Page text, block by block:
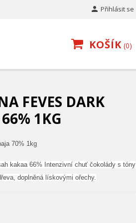
 Přihlásit se
KOŠÍK 0
FEVES DARK
1KG
70% 1kg
kakaa 66% Intenzivní chuť čokolády s tóny
doplněná lískovými ořechy.